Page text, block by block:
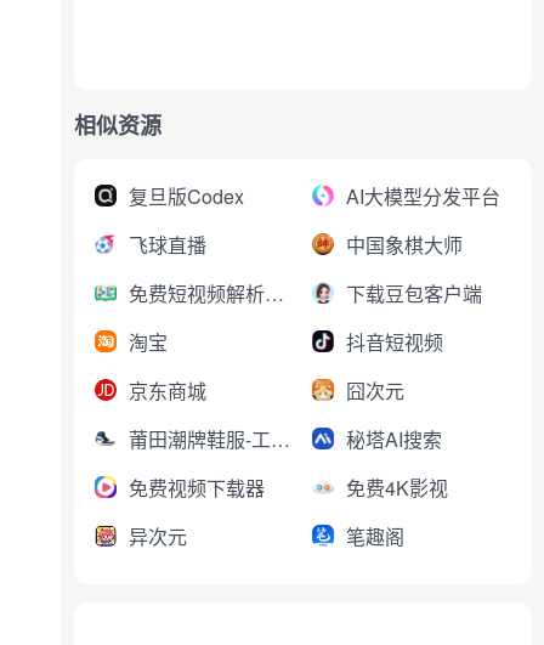
相似资源
复旦版Codex
AI大模型分发平台
飞球直播
中国象棋大师
免费短视频解析下载
下载豆包客户端
淘宝
抖音短视频
京东商城
囧次元
莆田潮牌鞋服-工厂直销
秘塔AI搜索
免费视频下载器
免费4K影视
异次元
笔趣阁